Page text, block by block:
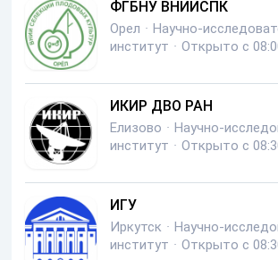
ФГБНУ ВНИИСПК
Орел · Научно-
институт · Открыто с
ИКИР ДВО РАН
Елизово · Научно-
институт · Открыто с
ИГУ
Иркутск · Научно-
институт · Открыто с